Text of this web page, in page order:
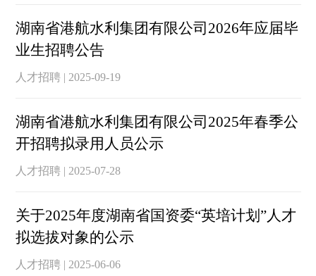
湖南省港航水利集团有限公司2026年应届毕
业生招聘公告
人才招聘 | 2025-09-19
湖南省港航水利集团有限公司2025年春季公
开招聘拟录用人员公示
人才招聘 | 2025-07-28
关于2025年度湖南省国资委“英培计划”人才
拟选拔对象的公示
人才招聘 | 2025-06-06